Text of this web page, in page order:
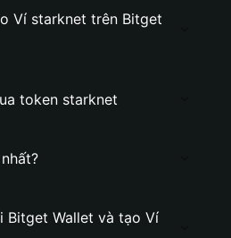
Ví starknet trên Bitget
token starknet
Bitget Wallet và tạo Ví